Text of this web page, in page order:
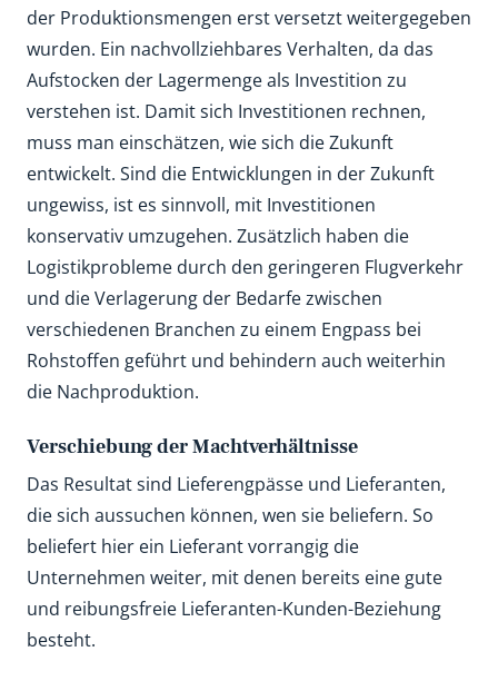
der Produktionsmengen erst versetzt weitergegeben
wurden. Ein nachvollziehbares Verhalten, da das
Aufstocken der Lagermenge als Investition zu
verstehen ist. Damit sich Investitionen rechnen,
muss man einschätzen, wie sich die Zukunft
entwickelt. Sind die Entwicklungen in der Zukunft
ungewiss, ist es sinnvoll, mit Investitionen
konservativ umzugehen. Zusätzlich haben die
Logistikprobleme durch den geringeren Flugverkehr
und die Verlagerung der Bedarfe zwischen
verschiedenen Branchen zu einem Engpass bei
Rohstoffen geführt und behindern auch weiterhin
die Nachproduktion.
Verschiebung der Machtverhältnisse
Das Resultat sind Lieferengpässe und Lieferanten,
die sich aussuchen können, wen sie beliefern. So
beliefert hier ein Lieferant vorrangig die
Unternehmen weiter, mit denen bereits eine gute
und reibungsfreie Lieferanten-Kunden-Beziehung
besteht.